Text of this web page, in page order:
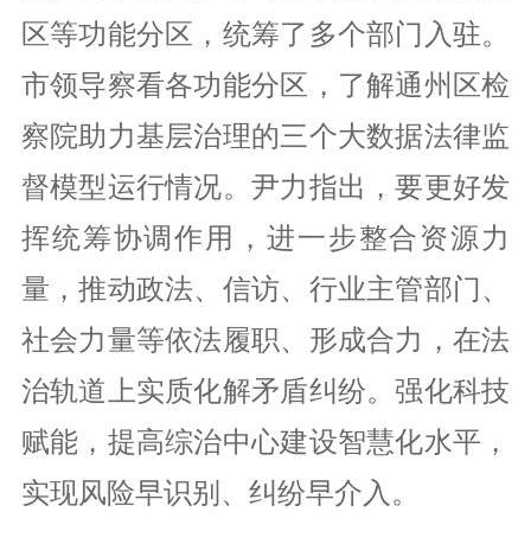
区等功能分区，统筹了多个部门入驻。
市领导察看各功能分区，了解通州区检
察院助力基层治理的三个大数据法律监
督模型运行情况。尹力指出，要更好发
挥统筹协调作用，进一步整合资源力
量，推动政法、信访、行业主管部门、
社会力量等依法履职、形成合力，在法
治轨道上实质化解矛盾纠纷。强化科技
赋能，提高综治中心建设智慧化水平，
实现风险早识别、纠纷早介入。